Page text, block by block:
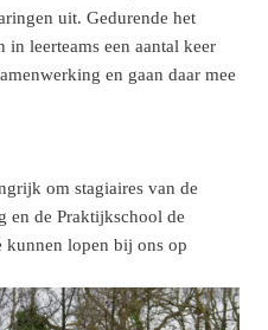
uit. Gedurende het
leerteams een aantal keer
en gaan daar mee
om stagiaires van de
en de Praktijkschool de
kunnen lopen bij ons op